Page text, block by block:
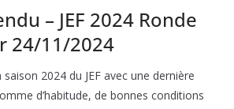
– JEF 2024 Ronde
24/11/2024
2024 du JEF avec une dernière
d’habitude, de bonnes conditions